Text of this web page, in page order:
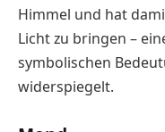
Himmel und hat
Licht zu bringen –
symbolischen
widerspiegelt.